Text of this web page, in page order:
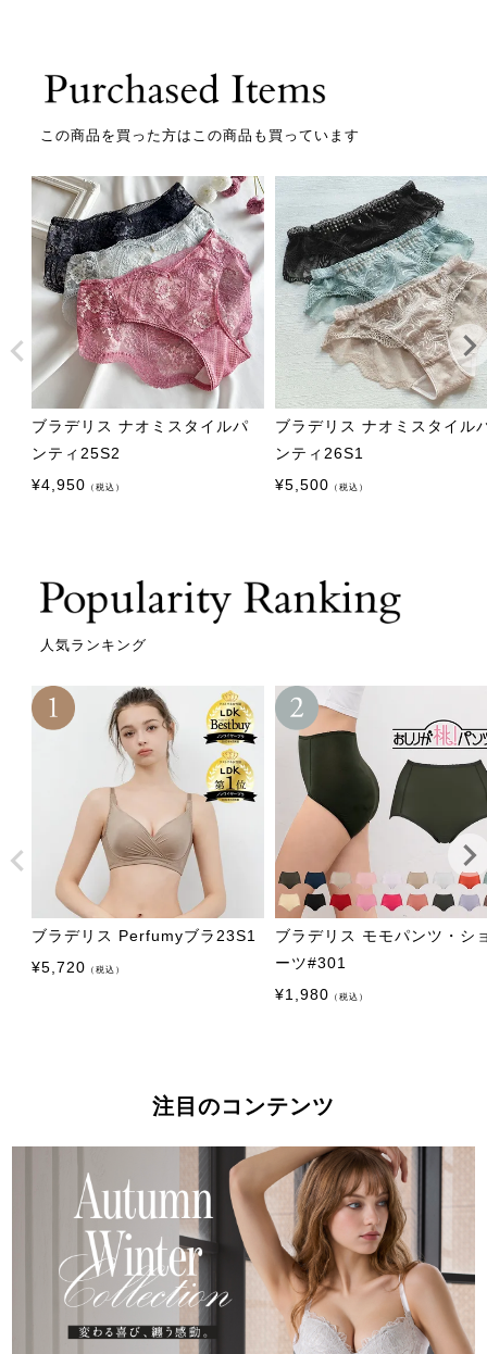
この商品を買った方はこの商品も買っています
ブラデリス ナオミスタイルパ
ンティ25S2
¥4,950 （税込）
ブラデリス ナオミスタイル
ンティ26S1
¥5,500 （税込）
人気ランキング
ブラデリス Perfumyブラ23S1
¥5,720 （税込）
ブラデリス モモパンツ・シ
ーツ#301
¥1,980 （税込）
注目のコンテンツ